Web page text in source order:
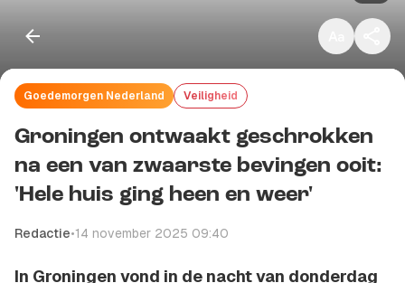
Goedemorgen Nederland Veiligheid
Groningen ontwaakt geschrokken
na een van zwaarste bevingen ooit:
'Hele huis ging heen en weer'
Redactie•14 november 2025 09:40
In Groningen vond in de nacht van donderdag